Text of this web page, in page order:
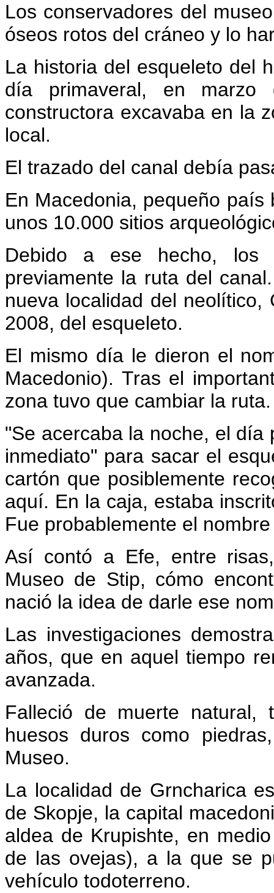
Los conservadores del
óseos rotos del cráneo y lo
La historia del esqueleto del
día primaveral, en marzo
constructora excavaba en la
local.
El trazado del canal debía
En Macedonia, pequeño
unos 10.000 sitios
Debido a ese hecho, los
previamente la ruta del
nueva localidad del
2008, del esqueleto.
El mismo día le dieron el
Macedonio). Tras el
zona tuvo que cambiar la ruta.
"Se acercaba la noche, el
inmediato" para sacar el
cartón que posiblemente
aquí. En la caja, estaba
Fue probablemente el
Así contó a Efe, entre
Museo de Stip, cómo
nació la idea de darle ese
Las investigaciones
años, que en aquel tiempo
avanzada.
Falleció de muerte
huesos duros como
Museo.
La localidad de Grncharica
de Skopje, la capital
aldea de Krupishte, en
de las ovejas), a la que se
vehículo todoterreno.